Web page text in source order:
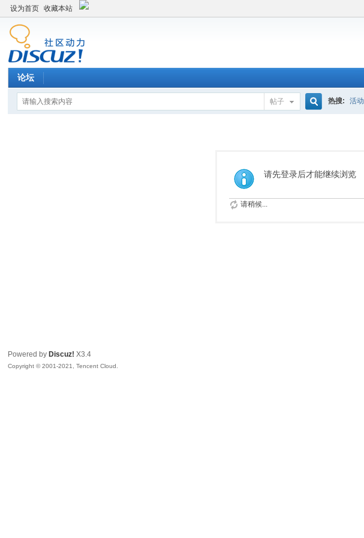
设为首页 收藏本站
论坛
帖子
索
热搜: 活动
请先登录后才能继续浏览
请稍候...
Powered by Discuz! X3.4
Copyright © 2001-2021, Tencent Cloud.